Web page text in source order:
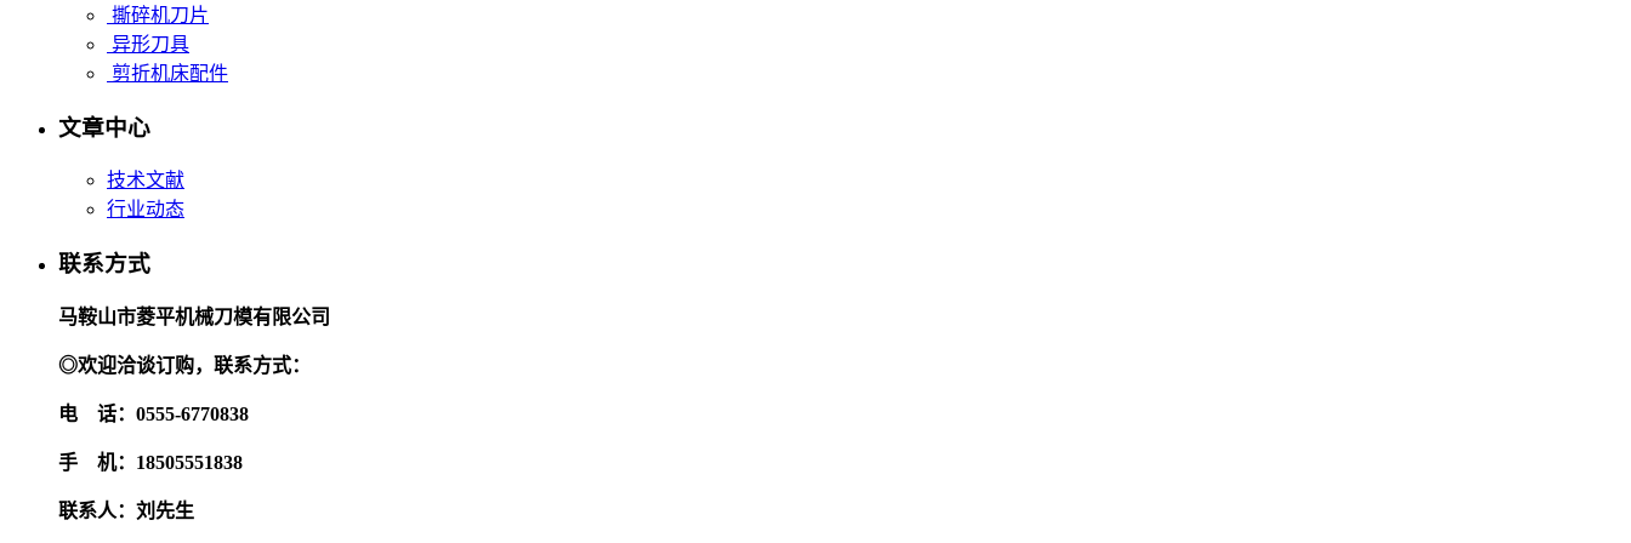
撕碎机刀片
异形刀具
剪折机床配件
文章中心
技术文献
行业动态
联系方式
马鞍山市菱平机械刀模有限公司
◎欢迎洽谈订购，联系方式：
电 话：0555-6770838
手 机：18505551838
联系人：刘先生